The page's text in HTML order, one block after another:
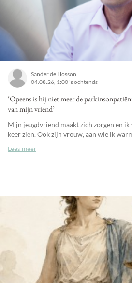
Sander de Hosson
04.08.26, 1:00 's ochtends
‘Opeens is hij niet meer de
van mijn vriend’
Mijn jeugdvriend maakt zich zorgen en ik
keer zien. Ook zijn vrouw, aan wie ik
Lees meer